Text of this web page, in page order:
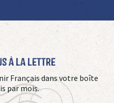
à La Lettre
Français dans votre boîte
par mois.